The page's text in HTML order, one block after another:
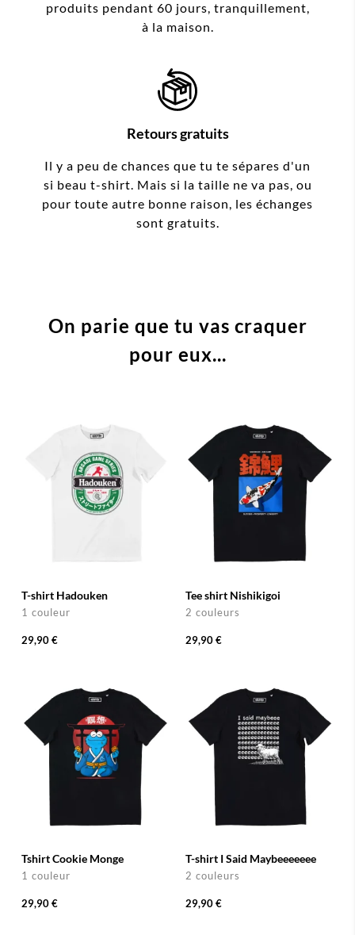
produits pendant 60 jours, tranquillement,
à la maison.
Retours gratuits
Il y a peu de chances que tu te sépares d'un
si beau t-shirt. Mais si la taille ne va pas, ou
pour toute autre bonne raison, les échanges
sont gratuits.
On parie que tu vas craquer
pour eux...
T-shirt Hadouken
1 couleur
29,90 €
Tee shirt Nishikigoi
2 couleurs
29,90 €
Tshirt Cookie Monge
1 couleur
29,90 €
T-shirt I Said Maybeeeeeee
2 couleurs
29,90 €